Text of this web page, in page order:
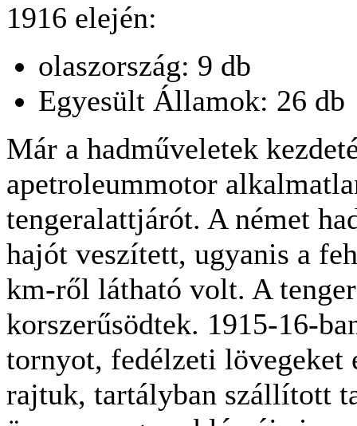
1916 elején:
olaszország: 9 db
Egyesült Államok: 26 db
Már a hadműveletek
apetroleummotor
tengeralattjárót. A német
hajót veszített, ugyanis a
km-ről látható volt. A
korszerűsödtek. 1915-16-
tornyot, fedélzeti lövegeket
rajtuk, tartályban szállított